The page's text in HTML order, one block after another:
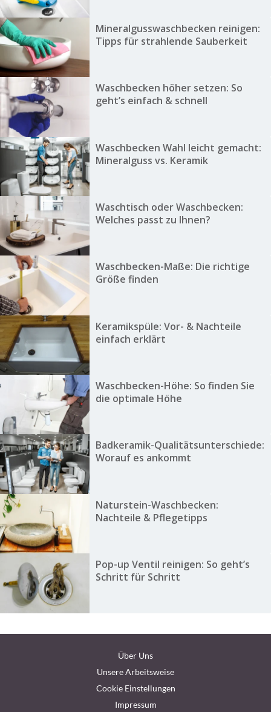
Mineralgusswaschbecken reinigen:
Tipps für strahlende Sauberkeit
Waschbecken höher setzen: So
geht’s einfach & schnell
Waschbecken Wahl leicht gemacht:
Mineralguss vs. Keramik
Waschtisch oder Waschbecken:
Welches passt zu Ihnen?
Waschbecken-Maße: Die richtige
Größe finden
Keramikspüle: Vor- & Nachteile
einfach erklärt
Waschbecken-Höhe: So finden Sie
die optimale Höhe
Badkeramik-Qualitätsunterschiede:
Worauf es ankommt
Naturstein-Waschbecken:
Nachteile & Pflegetipps
Pop-up Ventil reinigen: So geht’s
Schritt für Schritt
Über Uns
Unsere Arbeitsweise
Cookie Einstellungen
Impressum